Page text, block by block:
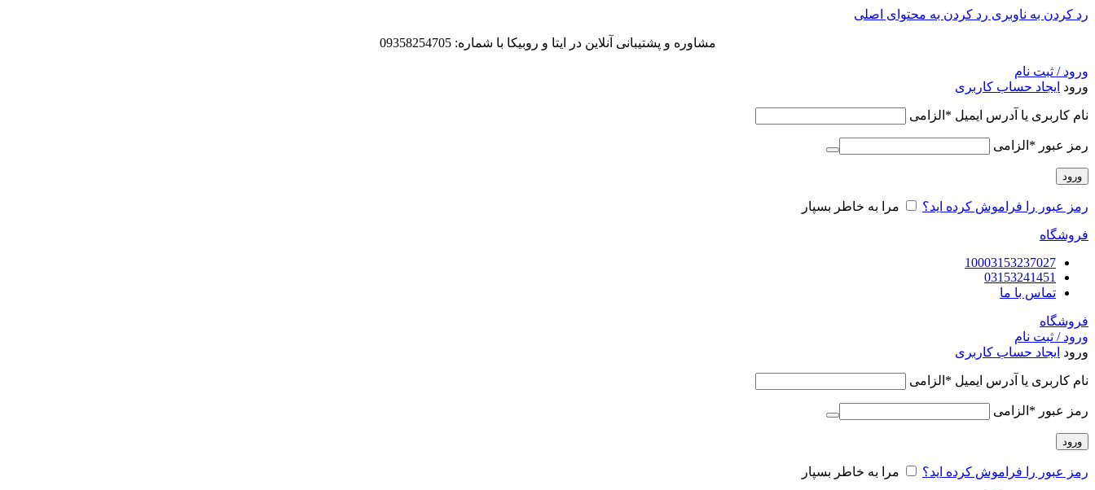
رد کردن به ناوبری رد کردن به محتوای اصلی
مشاوره و پشتیبانی آنلاین در ایتا و روبیکا با شماره: 09358254705
ورود / ثبت نام
ورود ایجاد حساب کاربری
نام کاربری یا آدرس ایمیل * الزامی
رمز عبور * الزامی
ورود
رمز عبور را فراموش کرده اید؟ مرا به خاطر بسپار
فروشگاه
10003153237027
03153241451
تماس با ما
فروشگاه
ورود / ثبت نام
ورود ایجاد حساب کاربری
نام کاربری یا آدرس ایمیل * الزامی
رمز عبور * الزامی
ورود
رمز عبور را فراموش کرده اید؟ مرا به خاطر بسپار